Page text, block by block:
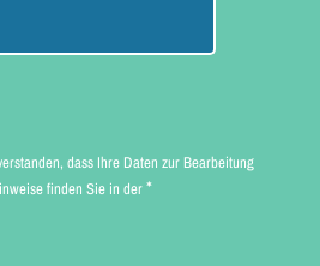
Bearbeitung
und Widerrufshinweise finden Sie in der*